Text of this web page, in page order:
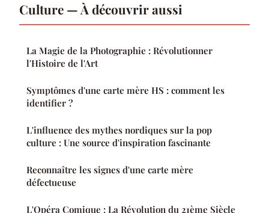
Culture — À découvrir aussi
La Magie de la Photographie : Révolutionner
l'Histoire de l'Art
Symptômes d'une carte mère HS : comment les
identifier ?
L'influence des mythes nordiques sur la pop
culture : Une source d'inspiration fascinante
Reconnaître les signes d'une carte mère
défectueuse
L'Opéra Comique : La Révolution du 21ème Siècle